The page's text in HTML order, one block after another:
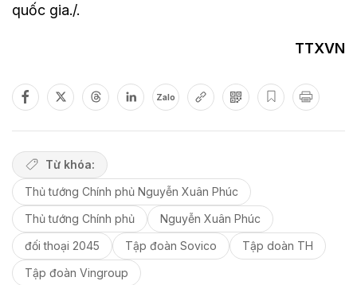
quốc gia./.
TTXVN
Zalo
Từ khóa:
Thủ tướng Chính phủ Nguyễn Xuân Phúc
Thủ tướng Chính phủ
Nguyễn Xuân Phúc
đối thoại 2045
Tập đoàn Sovico
Tập doàn TH
Tập đoàn Vingroup